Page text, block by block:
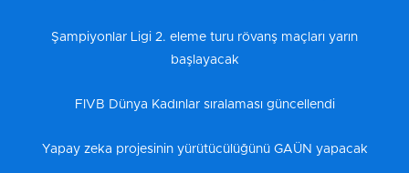
Şampiyonlar Ligi 2. eleme turu rövanş maçları yarın
başlayacak
FIVB Dünya Kadınlar sıralaması güncellendi
Yapay zeka projesinin yürütücülüğünü GAÜN yapacak